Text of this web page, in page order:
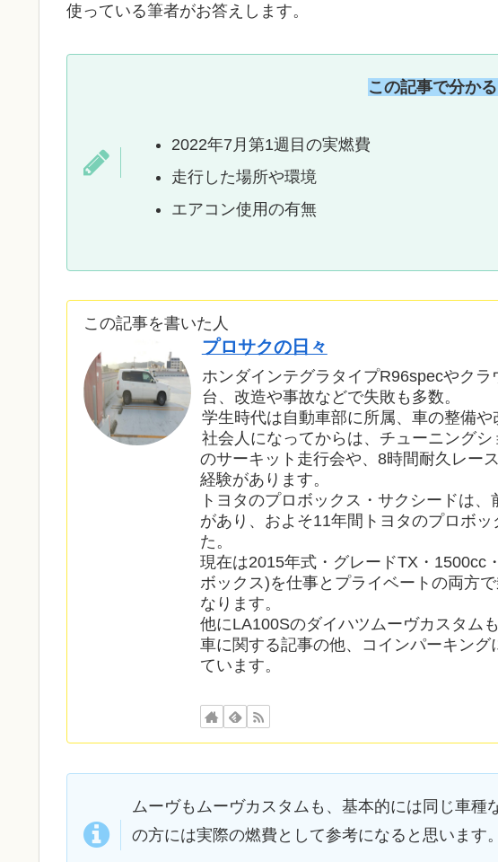
使っている筆者がお答えします。
この記事で分か
2022年7月第1週目の実燃費
走行した場所や環境
エアコン使用の有無
この記事を書いた人
プロサクの日々
ホンダインテグラタイプR96specやク
台、改造や事故などで失敗も多数。
学生時代は自動車部に所属、車の整備や
社会人になってからは、チューニング
のサーキット走行会や、8時間耐久レー
経験があります。
トヨタのプロボックス・サクシードは
があり、およそ11年間トヨタのプロボ
た。
現在は2015年式・グレードTX・1500cc
ボックス)を仕事とプライベートの両方
なります。
他にLA100Sのダイハツムーヴカスタム
車に関する記事の他、コインパーキン
ています。
ムーヴもムーヴカスタムも、基本的には同じ車種
の方には実際の燃費として参考になると思います。